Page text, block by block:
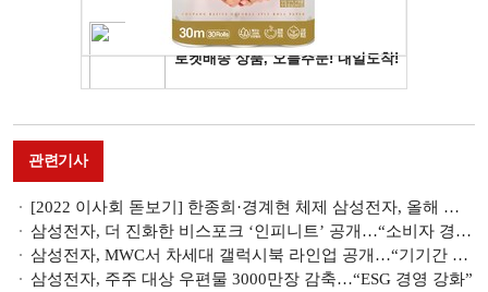
관련기사
[2022 이사회 돋보기] 한종희·경계현 체제 삼성전자, 올해 이사진 대폭 변화 주목
삼성전자, 더 진화한 비스포크 ‘인피니트’ 공개…“소비자 경험 확장”
삼성전자, MWC서 차세대 갤럭시북 라인업 공개…“기기간 연속성 집중”
삼성전자, 주주 대상 우편물 3000만장 감축…“ESG 경영 강화”